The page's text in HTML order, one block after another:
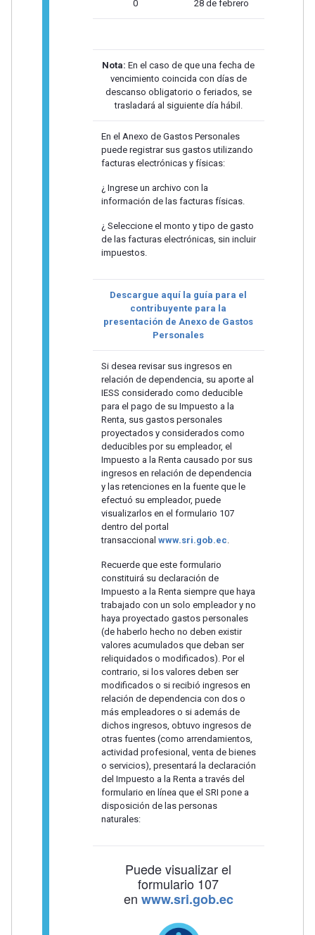
0 28 de febrero
Nota: En el caso de que una fecha de
vencimiento coincida con días de
descanso obligatorio o feriados, se
trasladará al siguiente día hábil.
En el Anexo de Gastos Personales
puede registrar sus gastos utilizando
facturas electrónicas y físicas:
¿ Ingrese un archivo con la
información de las facturas físicas.
¿ Seleccione el monto y tipo de gasto
de las facturas electrónicas, sin incluir
impuestos.
Descargue aquí la guía para el
contribuyente para la
presentación de Anexo de Gastos
Personales
Si desea revisar sus ingresos en
relación de dependencia, su aporte al
IESS considerado como deducible
para el pago de su Impuesto a la
Renta, sus gastos personales
proyectados y considerados como
deducibles por su empleador, el
Impuesto a la Renta causado por sus
ingresos en relación de dependencia
y las retenciones en la fuente que le
efectuó su empleador, puede
visualizarlos en el formulario 107
dentro del portal
transaccional www.sri.gob.ec
Recuerde que este formulario
constituirá su declaración de
Impuesto a la Renta siempre que haya
trabajado con un solo empleador y no
haya proyectado gastos personales
(de haberlo hecho no deben existir
valores acumulados que deban ser
reliquidados o modificados). Por el
contrario, si los valores deben ser
modificados o si recibió ingresos en
relación de dependencia con dos o
más empleadores o si además de
dichos ingresos, obtuvo ingresos de
otras fuentes (como arrendamientos,
actividad profesional, venta de bienes
o servicios), presentará la declaración
del Impuesto a la Renta a través del
formulario en línea que el SRI pone a
disposición de las personas
naturales:
Puede visualizar el
formulario 107
en www.sri.gob.ec